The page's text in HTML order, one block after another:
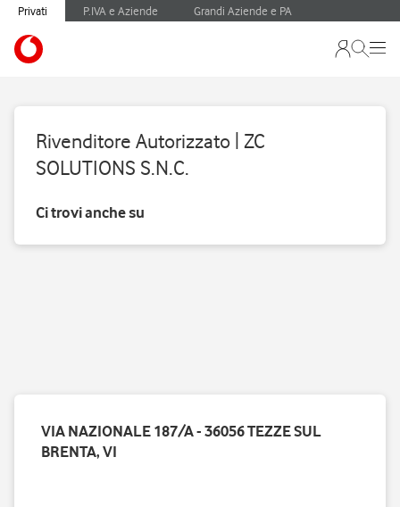
Privati P.IVA e Aziende Grandi Aziende e PA
Rivenditore Autorizzato | ZC
SOLUTIONS S.N.C.
Ci trovi anche su
VIA NAZIONALE 187/A - 36056 TEZZE SUL
BRENTA, VI